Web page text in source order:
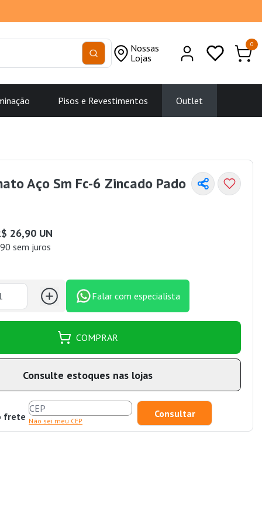
Nossas
Lojas
0
Pisos e Revestimentos Outlet
Aço Sm Fc-6 Zincado Pado
26,90 UN
sem juros
Falar com especialista
COMPRAR
Consulte estoques nas lojas
frete Não sei meu CEP